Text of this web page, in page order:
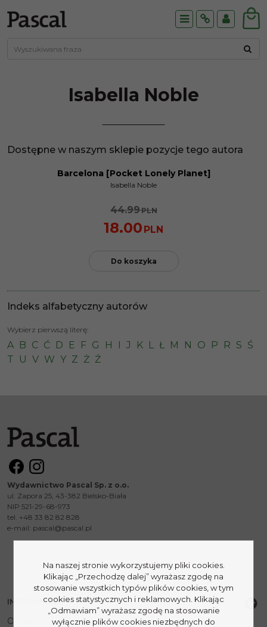
MenuInfoPanel
Isabella Noble
Dostępne w naszym sklepie pozycje tego autora
Barcelona [Pocket Lonely Planet]
Isabella Noble
44.99PLN
18.00 PLN
Do koszyka
Indeks alfabetyczny autorów
Wybierz pierwszą literę:
A B C Ć D E F G H I J K L Ł M N O P R S Ś
T
U V W Y Z Ż Ź
Wydawnictwo Pascal Sp. z o.o.
ul. Zapora 25, 43-382 Bielsko-Biała
NIP 521-29-68-973
tel. +48 33 82 82 828
e-mail: pascal@pascal.pl
INFORMACJE
O nas
Na naszej stronie wykorzystujemy pliki cookies.
Klikając „Przechodzę dalej” wyrażasz zgodę na
stosowanie wszystkich typów plików cookies, w tym
cookies statystycznych i reklamowych. Klikając
„Odmawiam” wyrażasz zgodę na stosowanie
wyłącznie plików cookies niezbędnych do